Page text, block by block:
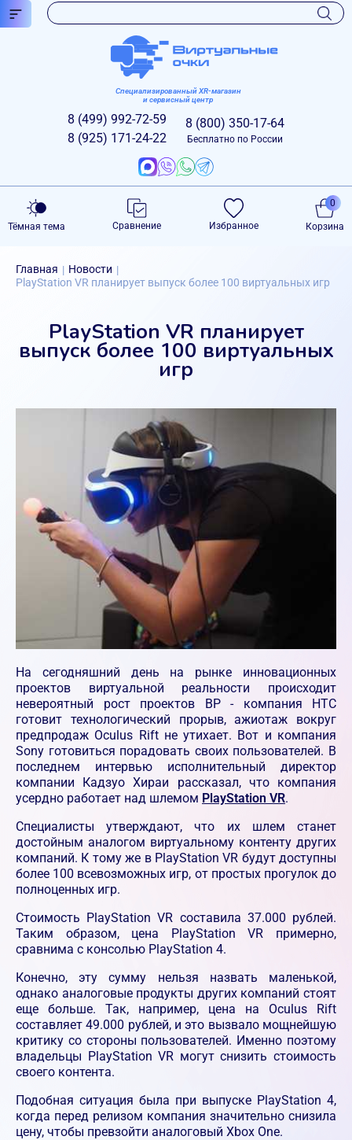
Специализированный XR-магазин
и сервисный центр
8 (499) 992-72-59
8 (925) 171-24-22
8 (800) 350-17-64
Бесплатно по России
Тёмная тема Сравнение Избранное Корзина
0
Главная | Новости |
PlayStation VR планирует выпуск более 100 виртуальных игр
PlayStation VR планирует
выпуск более 100 виртуальных
игр
На сегодняшний день на рынке инновационных
проектов виртуальной реальности происходит
невероятный рост проектов ВР - компания НТС
готовит технологический прорыв, ажиотаж вокруг
предпродаж Oculus Rift не утихает. Вот и компания
Sony готовиться порадовать своих пользователей. В
последнем интервью исполнительный директор
компании Кадзуо Хираи рассказал, что компания
усердно работает над шлемом PlayStation VR.
Специалисты утверждают, что их шлем станет
достойным аналогом виртуальному контенту других
компаний. К тому же в PlayStation VR будут доступны
более 100 всевозможных игр, от простых прогулок до
полноценных игр.
Стоимость PlayStation VR составила 37.000 рублей.
Таким образом, цена PlayStation VR примерно,
сравнима с консолью PlayStation 4.
Конечно, эту сумму нельзя назвать маленькой,
однако аналоговые продукты других компаний стоят
еще больше. Так, например, цена на Oculus Rift
составляет 49.000 рублей, и это вызвало мощнейшую
критику со стороны пользователей. Именно поэтому
владельцы PlayStation VR могут снизить стоимость
своего контента.
Подобная ситуация была при выпуске PlayStation 4,
когда перед релизом компания значительно снизила
цену, чтобы превзойти аналоговый Xbox One.